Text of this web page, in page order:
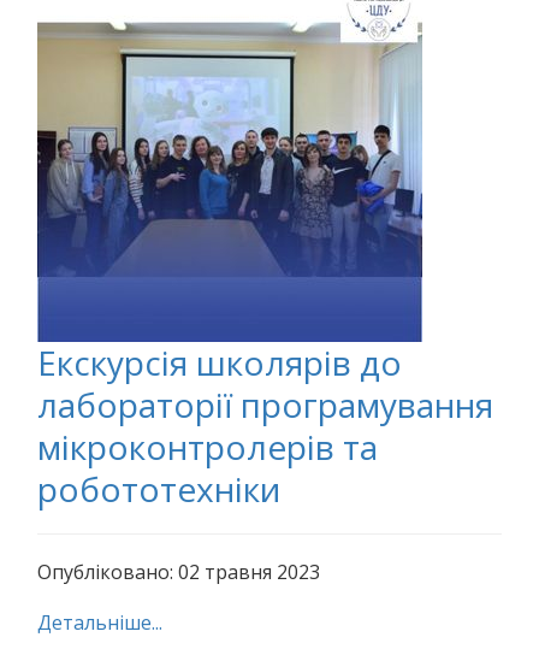
Екскурсія школярів до
лабораторії програмування
мікроконтролерів та
робототехніки
Опубліковано: 02 травня 2023
Детальніше...